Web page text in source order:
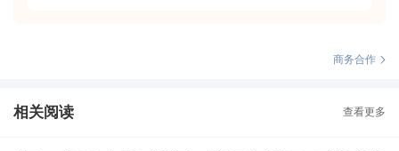
商务合作
相关阅读 查看更多